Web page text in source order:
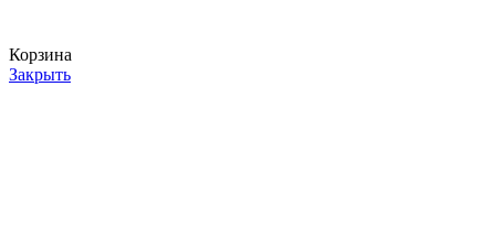
Корзина
Закрыть